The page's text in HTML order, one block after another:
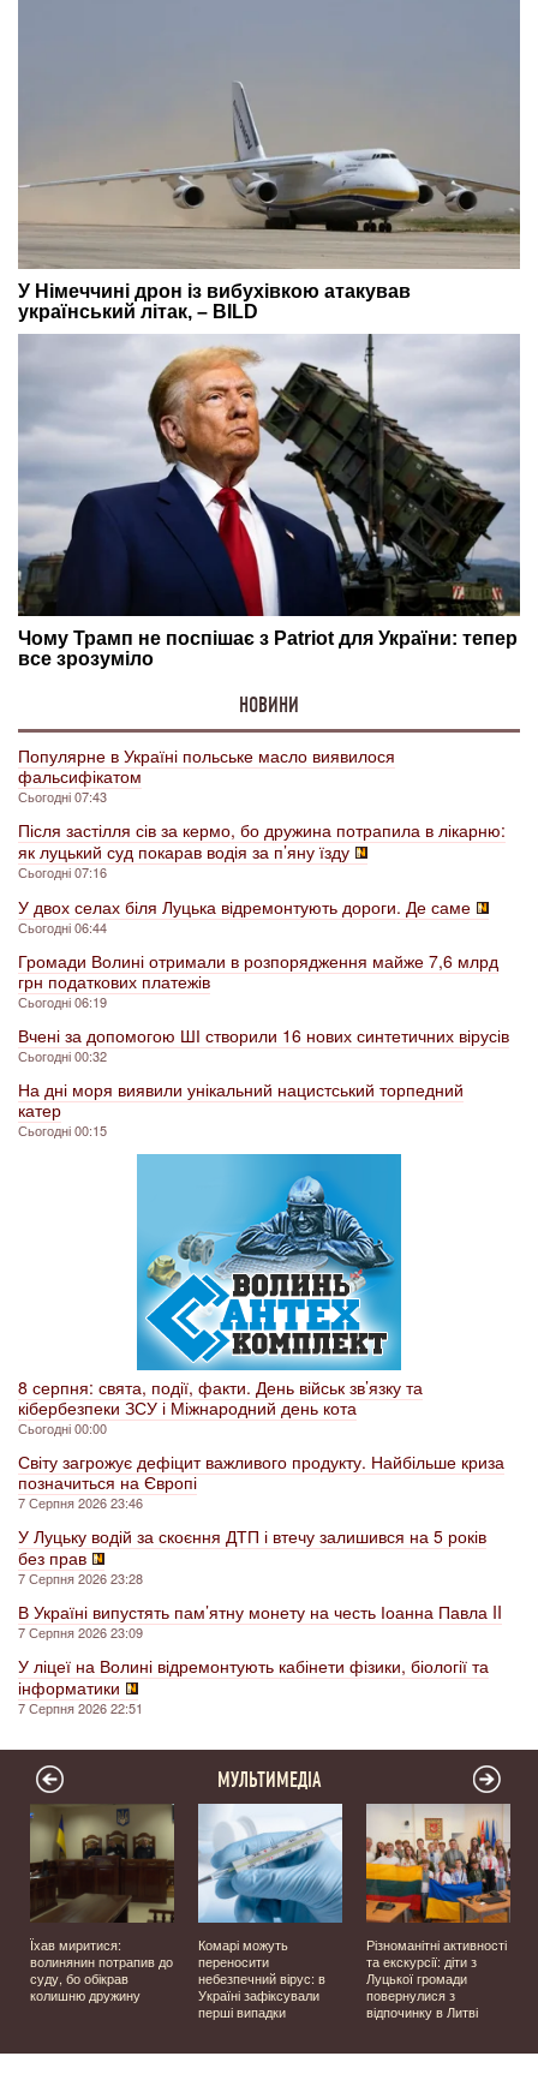
НОВИНИ
Популярне в Україні польське масло виявилося
фальсифікатом
Сьогодні 07:43
Після застілля сів за кермо, бо дружина потрапила в лікарню:
як луцький суд покарав водія за п’яну їзду
Сьогодні 07:16
У двох селах біля Луцька відремонтують дороги. Де саме
Сьогодні 06:44
Громади Волині отримали в розпорядження майже 7,6 млрд
грн податкових платежів
Сьогодні 06:19
Вчені за допомогою ШІ створили 16 нових синтетичних вірусів
Сьогодні 00:32
На дні моря виявили унікальний нацистський торпедний
катер
Сьогодні 00:15
8 серпня: свята, події, факти. День військ зв’язку та
кібербезпеки ЗСУ і Міжнародний день кота
Сьогодні 00:00
Світу загрожує дефіцит важливого продукту. Найбільше криза
позначиться на Європі
7 Серпня 2026 23:46
У Луцьку водій за скоєння ДТП і втечу залишився на 5 років
без прав
7 Серпня 2026 23:28
В Україні випустять пам’ятну монету на честь Іоанна Павла II
7 Серпня 2026 23:09
У ліцеї на Волині відремонтують кабінети фізики, біології та
інформатики
7 Серпня 2026 22:51
МУЛЬТИМЕДІА
Їхав миритися:
волинянин потрапив до
суду, бо обікрав
колишню дружину
Комарі можуть
переносити
небезпечний вірус: в
Україні зафіксували
перші випадки
Різноманітні активності
та екскурсії: діти з
Луцької громади
повернулися з
відпочинку в Литві